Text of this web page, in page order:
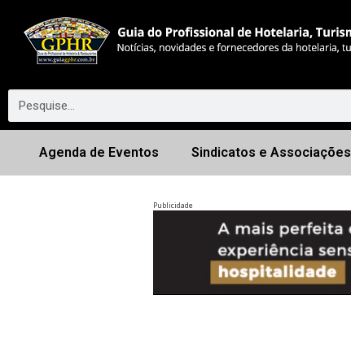
Agenda de Eventos Sindicatos e Associações
Publicidade